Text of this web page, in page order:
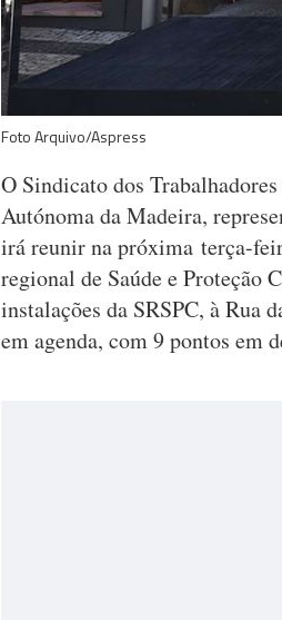
Foto Arquivo/Aspress
O Sindicato dos
Autónoma da Madeira,
irá reunir na próxima terça-
regional de Saúde e Proteção
instalações da SRSPC, à Rua
em agenda, com 9 pontos em